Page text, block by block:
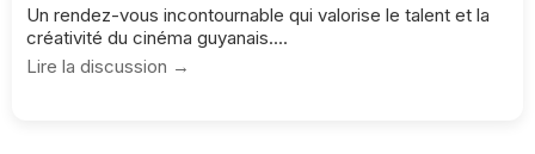
Un rendez-vous incontournable qui valorise le talent et la
créativité du cinéma guyanais....
Lire la discussion →